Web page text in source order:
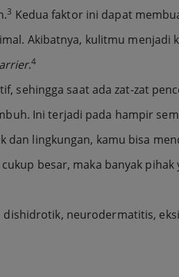
3 Kedua faktor ini dapat
Akibatnya, kulitmu menjadi
.4
sehingga saat ada zat-zat
Ini terjadi pada hampir
dan lingkungan, kamu bisa
besar, maka banyak pihak
dishidrotik, neurodermatitis,